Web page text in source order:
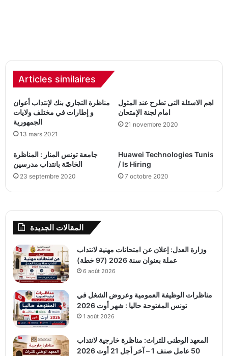
Articles similaires
مناظرة التجاري بنك لإنتداب أعوان
و إطارات في مختلف ولايات
الجمهورية
13 mars 2021
اهم الاسئلة التى تطرح عند المثول
امام لجنة الإمتحان
21 novembre 2020
جامعة تونس المنار : المناظرة
الخاصّة بانتداب مدرسين
23 septembre 2020
Huawei Technologies Tunis
/ Is Hiring
7 octobre 2020
المقالات الجديدة
وزارة العدل: إعلان عن امتحانات مهنية لانتداب
عملة بعنوان سنة 2026 (97 خطة)
6 août 2026
مناظرات الوظيفة العمومية وعروض الشغل في
تونس المفتوحة حاليا : شهر أوت 2026
1 août 2026
المعهد الوطني للتراث: مناظرة خارجية لانتداب
50 عامل صنف 1 – آخر أجل 21 أوت 2026